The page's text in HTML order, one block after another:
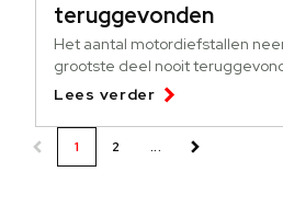
teruggevonden
Het aantal motordiefstallen
grootste deel nooit
Lees verder
1 2 ...